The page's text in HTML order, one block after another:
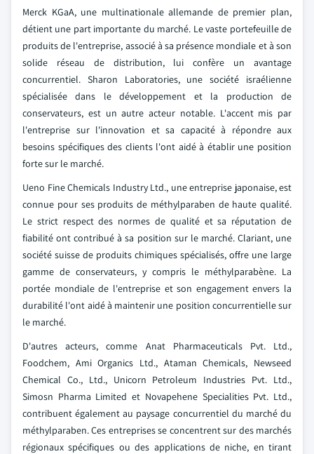
Merck KGaA, une multinationale allemande de premier plan,
détient une part importante du marché. Le vaste portefeuille de
produits de l'entreprise, associé à sa présence mondiale et à son
solide réseau de distribution, lui confère un avantage
concurrentiel. Sharon Laboratories, une société israélienne
spécialisée dans le développement et la production de
conservateurs, est un autre acteur notable. L'accent mis par
l'entreprise sur l'innovation et sa capacité à répondre aux
besoins spécifiques des clients l'ont aidé à établir une position
forte sur le marché.
Ueno Fine Chemicals Industry Ltd., une entreprise japonaise, est
connue pour ses produits de méthylparaben de haute qualité.
Le strict respect des normes de qualité et sa réputation de
fiabilité ont contribué à sa position sur le marché. Clariant, une
société suisse de produits chimiques spécialisés, offre une large
gamme de conservateurs, y compris le méthylparabène. La
portée mondiale de l'entreprise et son engagement envers la
durabilité l'ont aidé à maintenir une position concurrentielle sur
le marché.
D'autres acteurs, comme Anat Pharmaceuticals Pvt. Ltd.,
Foodchem, Ami Organics Ltd., Ataman Chemicals, Newseed
Chemical Co., Ltd., Unicorn Petroleum Industries Pvt. Ltd.,
Simosn Pharma Limited et Novapehene Specialities Pvt. Ltd.,
contribuent également au paysage concurrentiel du marché du
méthylparaben. Ces entreprises se concentrent sur des marchés
régionaux spécifiques ou des applications de niche, en tirant